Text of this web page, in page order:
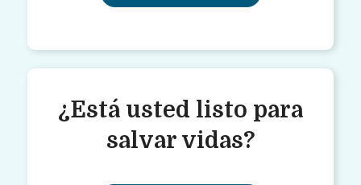
¿Está usted listo para
salvar vidas?